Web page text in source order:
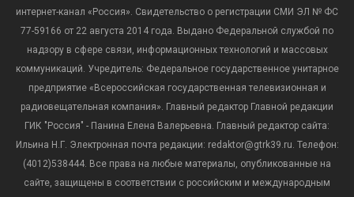
интернет-канал «Россия». Свидетельство о регистрации СМИ ЭЛ № ФС
77-59166 от 22 августа 2014 года. Выдано Федеральной службой по
надзору в сфере связи, информационных технологий и массовых
коммуникаций. Учредитель: Федеральное государственное унитарное
предприятие «Всероссийская государственная телевизионная и
радиовещательная компания». Главный редактор Главной редакции
ГИК "Россия" - Панина Елена Валерьевна. Главный редактор сайта:
Ильина Н.Г. Электронная почта редакции: redaktor@gtrk39.ru. Телефон:
(4012)538444. Все права на любые материалы, опубликованные на
сайте, защищены в соответствии с российским и международным